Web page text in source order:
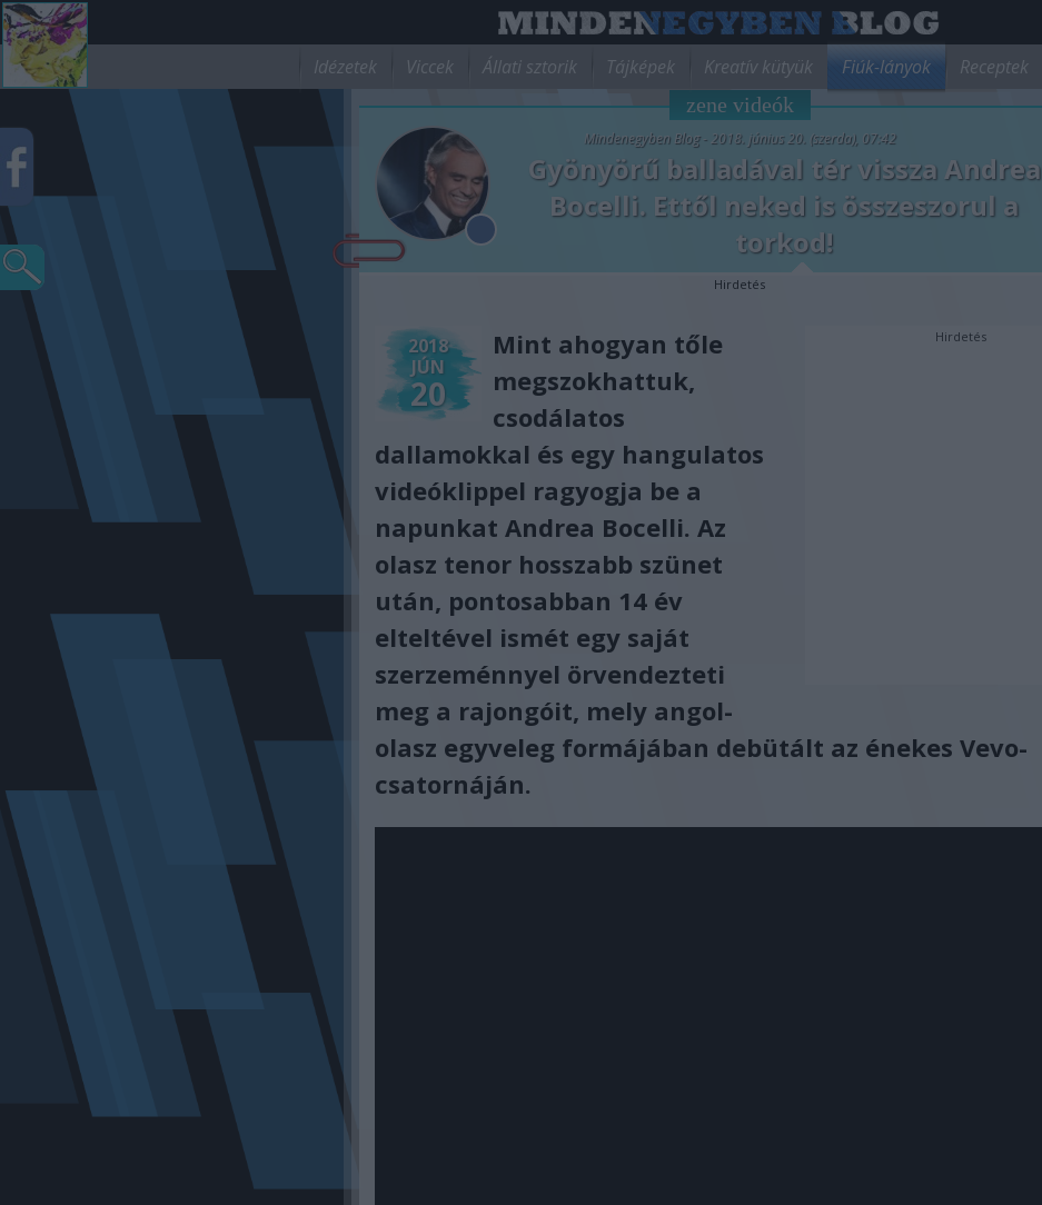
Idézetek Viccek Állati sztorik Tájképek Kreatív kütyük Fiúk-lányok Receptek
zene videók
Mindenegyben Blog - 2018. június 20. (szerda), 07:42
Gyönyörű balladával tér vissza Andrea
Bocelli. Ettől neked is összeszorul a
torkod!
Hirdetés
Hirdetés
2018
JÚN
20
Mint ahogyan tőle
megszokhattuk,
csodálatos
dallamokkal és egy hangulatos
videóklippel ragyogja be a
napunkat Andrea Bocelli. Az
olasz tenor hosszabb szünet
után, pontosabban 14 év
elteltével ismét egy saját
szerzeménnyel örvendezteti
meg a rajongóit, mely angol-
olasz egyveleg formájában debütált az énekes Vevo-
csatornáján.